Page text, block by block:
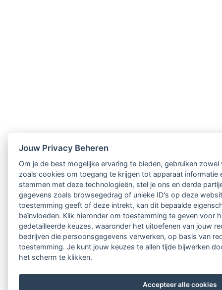
Jouw Privacy Beheren
Om je de best mogelijke ervaring te bieden, gebruiken
zoals cookies om toegang te krijgen tot apparaat informatie
stemmen met deze technologieën, stel je ons en derde
gegevens zoals browsegedrag of unieke ID's op deze
toestemming geeft of deze intrekt, kan dit bepaalde
beïnvloeden. Klik hieronder om toestemming te geven voor
gedetailleerde keuzes, waaronder het uitoefenen van jouw
bedrijven die persoonsgegevens verwerken, op basis van
toestemming. Je kunt jouw keuzes te allen tijde bijwerken
het scherm te klikken.
Accepteer alle cookies